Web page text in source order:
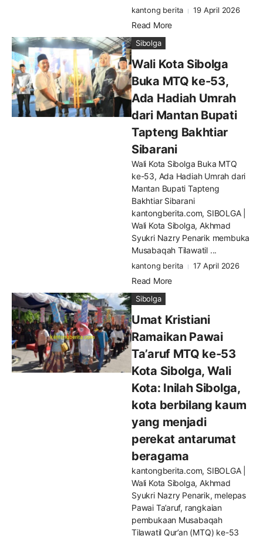
kantong berita 19 April 2026
Read More
Sibolga
Wali Kota Sibolga
Buka MTQ ke-53,
Ada Hadiah Umrah
dari Mantan Bupati
Tapteng Bakhtiar
Sibarani
Wali Kota Sibolga Buka MTQ
ke-53, Ada Hadiah Umrah dari
Mantan Bupati Tapteng
Bakhtiar Sibarani
kantongberita.com, SIBOLGA |
Wali Kota Sibolga, Akhmad
Syukri Nazry Penarik membuka
Musabaqah Tilawatil ...
kantong berita 17 April 2026
Read More
Sibolga
Umat Kristiani
Ramaikan Pawai
Ta’aruf MTQ ke-53
Kota Sibolga, Wali
Kota: Inilah Sibolga,
kota berbilang kaum
yang menjadi
perekat antarumat
beragama
kantongberita.com, SIBOLGA |
Wali Kota Sibolga, Akhmad
Syukri Nazry Penarik, melepas
Pawai Ta’aruf, rangkaian
pembukaan Musabaqah
Tilawatil Qur’an (MTQ) ke-53